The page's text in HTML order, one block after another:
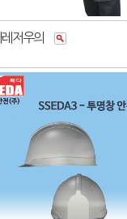
저우의